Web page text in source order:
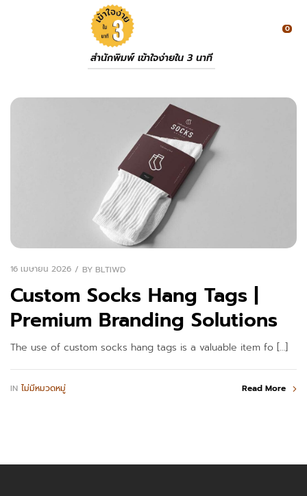
สำนักพิมพ์ เข้าใจง่ายใน 3 นาที
0
16 เมษายน 2026 BY BLTIWD
Custom Socks Hang Tags |
Premium Branding Solutions
The use of custom socks hang tags is a valuable item fo […]
IN ไม่มีหมวดหมู่ Read More